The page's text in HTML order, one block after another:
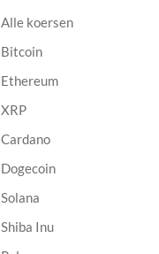
Alle koersen
Bitcoin
Ethereum
XRP
Cardano
Dogecoin
Solana
Shiba Inu